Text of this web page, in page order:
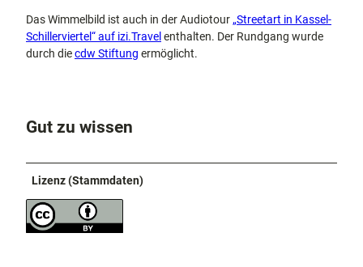
Das Wimmelbild ist auch in der Audiotour„Streetart in Kassel-
Schillerviertel“ auf izi.Travel enthalten. Der Rundgang wurde
durch diecdw Stiftung ermöglicht.
Gut zu wissen
Lizenz (Stammdaten)